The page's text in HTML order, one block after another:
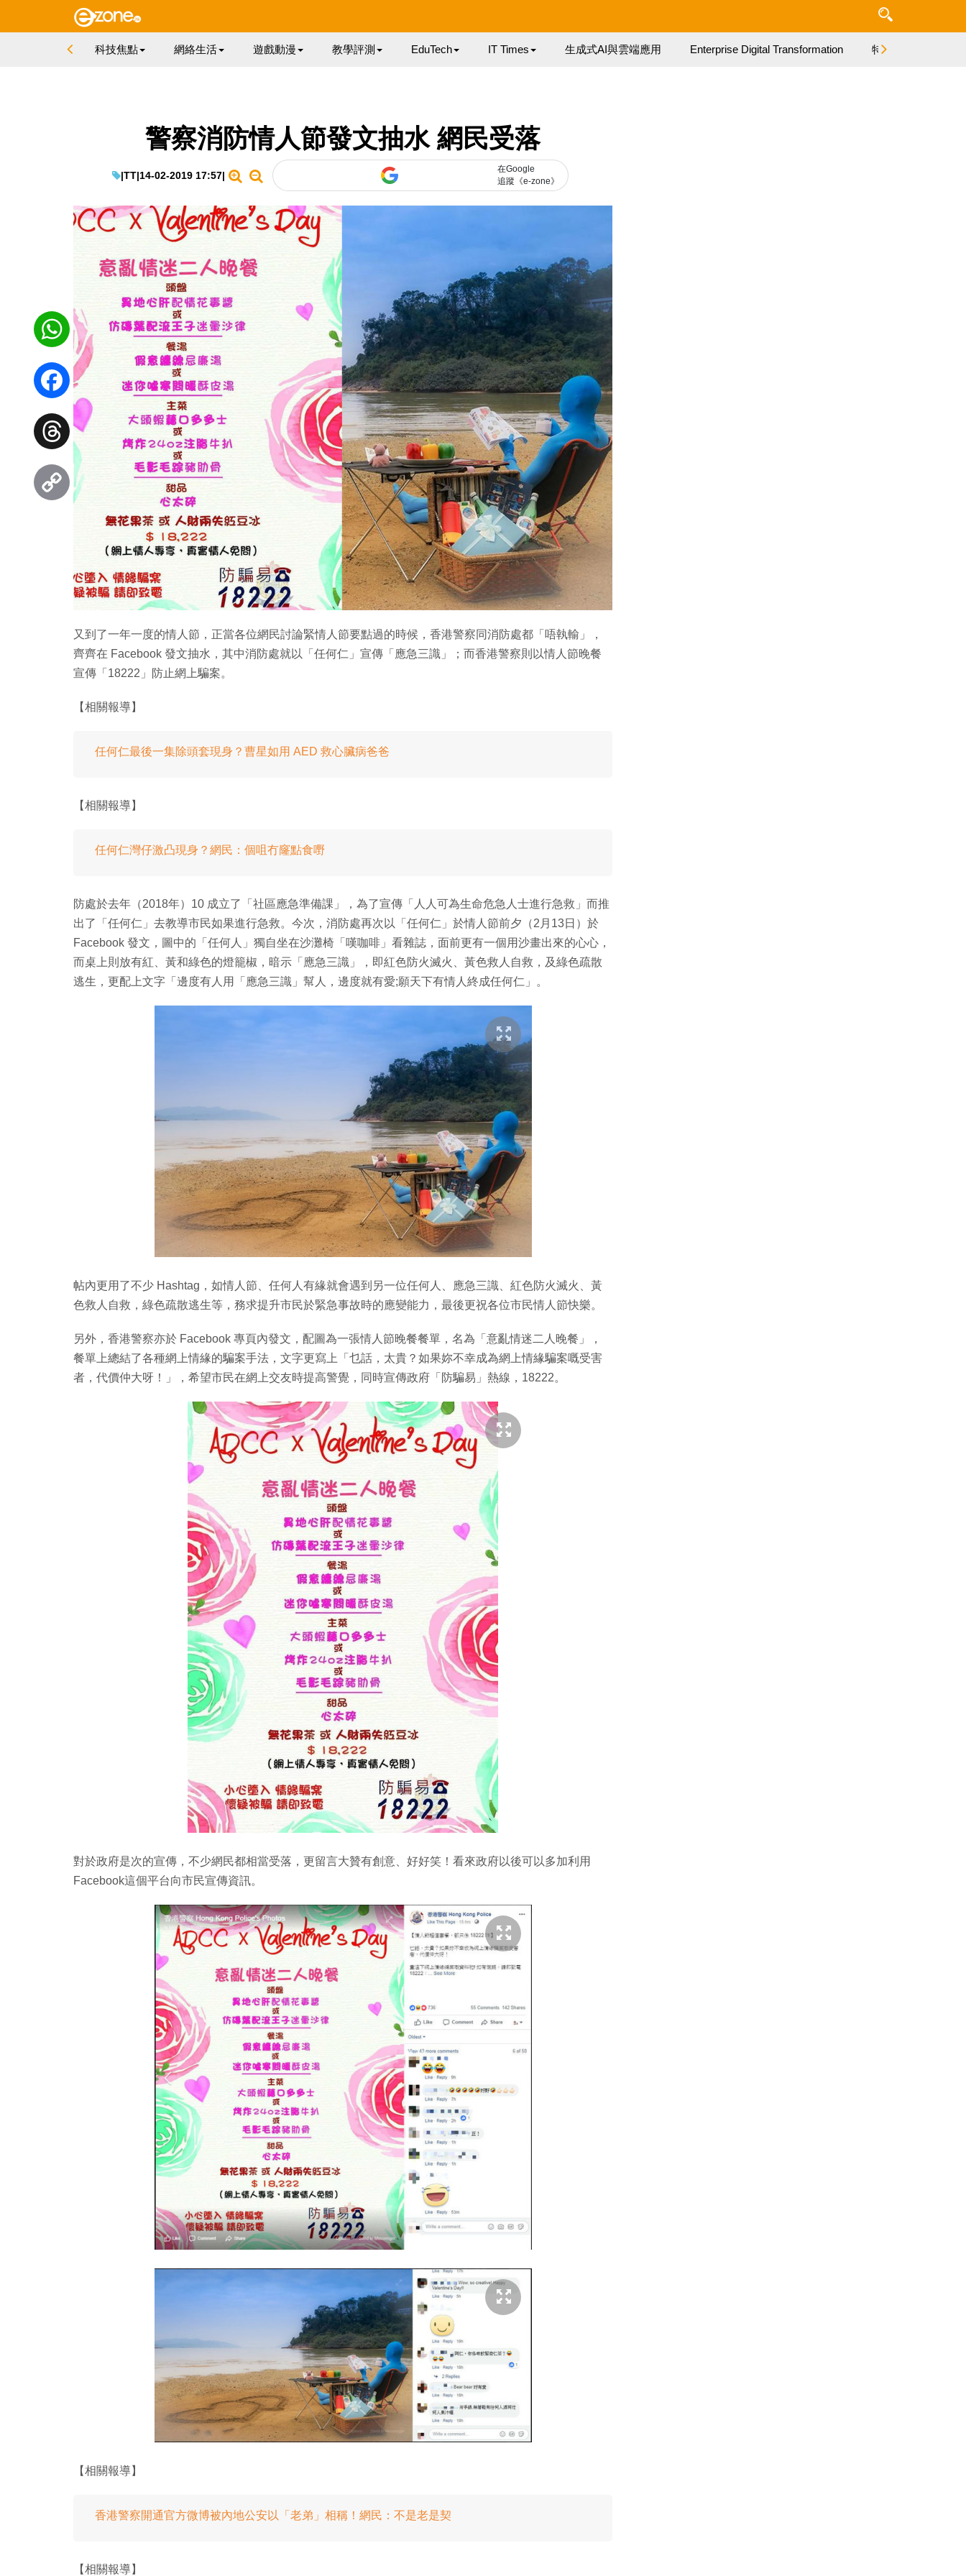
科技焦點 網絡生活 遊戲動漫 教學評測 EduTech IT Times 生成式AI與雲端應用 Enterprise Digital Transformation 特集
警察消防情人節發文抽水 網民受落
|TT|14-02-2019 17:57|
在Google
追蹤《e-zone》
又到了一年一度的情人節，正當各位網民討論緊情人節要點過的時候，香港警察同消防處都「唔執輸」，
齊齊在 Facebook 發文抽水，其中消防處就以「任何仁」宣傳「應急三識」；而香港警察則以情人節晚餐
宣傳「18222」防止網上騙案。
【相關報導】
任何仁最後一集除頭套現身？曹星如用 AED 救心臟病爸爸
【相關報導】
任何仁灣仔激凸現身？網民：個咀冇窿點食嘢
防處於去年（2018年）10 成立了「社區應急準備課」，為了宣傳「人人可為生命危急人士進行急救」而推
出了「任何仁」去教導市民如果進行急救。今次，消防處再次以「任何仁」於情人節前夕（2月13日）於
Facebook 發文，圖中的「任何人」獨自坐在沙灘椅「嘆咖啡」看雜誌，面前更有一個用沙畫出來的心心，
而桌上則放有紅、黃和綠色的燈籠椒，暗示「應急三識」，即紅色防火滅火、黃色救人自救，及綠色疏散
逃生，更配上文字「邊度有人用「應急三識」幫人，邊度就有愛;願天下有情人終成任何仁」。
帖內更用了不少 Hashtag，如情人節、任何人有緣就會遇到另一位任何人、應急三識、紅色防火滅火、黃
色救人自救，綠色疏散逃生等，務求提升市民於緊急事故時的應變能力，最後更祝各位市民情人節快樂。
另外，香港警察亦於 Facebook 專頁內發文，配圖為一張情人節晚餐餐單，名為「意亂情迷二人晚餐」，
餐單上總結了各種網上情緣的騙案手法，文字更寫上「乜話，太貴？如果妳不幸成為網上情緣騙案嘅受害
者，代價仲大呀！」，希望市民在網上交友時提高警覺，同時宣傳政府「防騙易」熱線，18222。
對於政府是次的宣傳，不少網民都相當受落，更留言大贊有創意、好好笑！看來政府以後可以多加利用
Facebook這個平台向市民宣傳資訊。
【相關報導】
香港警察開通官方微博被內地公安以「老弟」相稱！網民：不是老是契
【相關報導】
WhatsApp
Facebook
Threads